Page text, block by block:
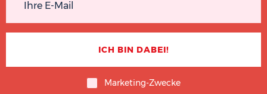
Marketing-Zwecke